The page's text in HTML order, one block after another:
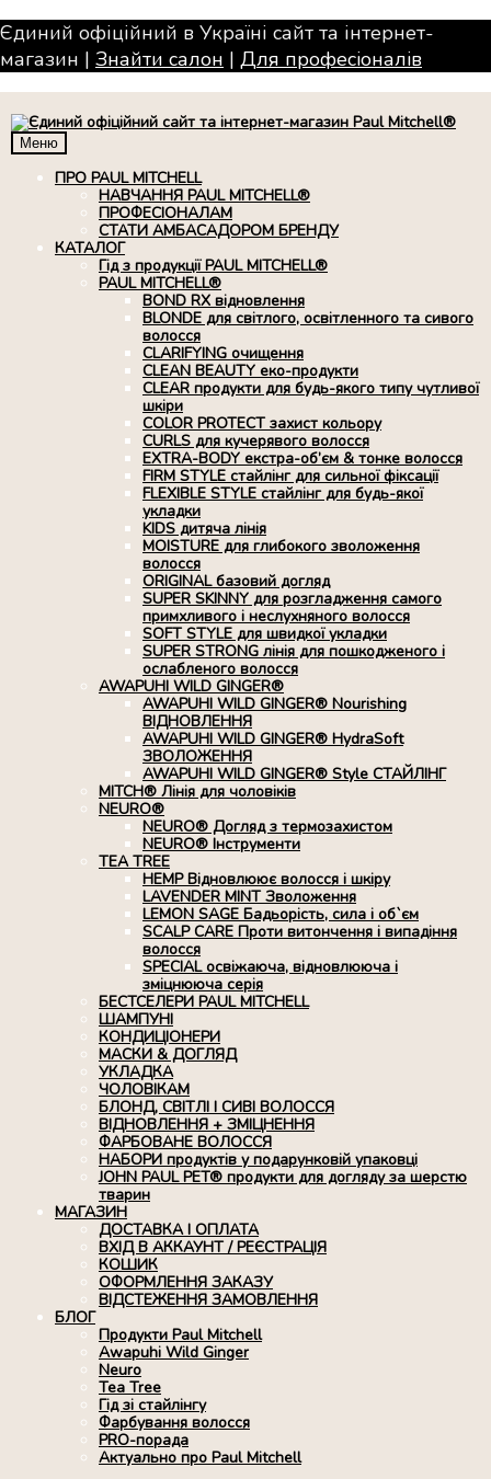
Єдиний офіційний в Україні сайт та інтернет-
магазин | Знайти салон | Для професiоналiв
Меню
ПРО PAUL MITCHELL
НАВЧАННЯ PAUL MITCHELL®
ПРОФЕСІОНАЛАМ
СТАТИ АМБАСАДОРОМ БРЕНДУ
КАТАЛОГ
Гід з продукції PAUL MITCHELL®
PAUL MITCHELL®
BOND RX вiдновлення
BLONDE для світлого, освітленного та сивого
волосся
CLARIFYING очищення
CLEAN BEAUTY еко-продукти
CLEAR продукти для будь-якого типу чутливої
шкіри
COLOR PROTECT захист кольору
CURLS для кучерявого волосся
EXTRA-BODY екстра-об’єм & тонке волосся
FIRM STYLE стайлінг для сильної фіксації
FLEXIBLE STYLE стайлінг для будь-якої
укладки
KIDS дитяча лінія
MOISTURE для глибокого зволоження
волосся
ORIGINAL базовий догляд
SUPER SKINNY для розгладження самого
примхливого і неслухняного волосся
SOFT STYLE для швидкої укладки
SUPER STRONG лінія для пошкодженого і
ослабленого волосся
AWAPUHI WILD GINGER®
AWAPUHI WILD GINGER® Nourishing
ВІДНОВЛЕННЯ
AWAPUHI WILD GINGER® HydraSoft
ЗВОЛОЖЕННЯ
AWAPUHI WILD GINGER® Style СТАЙЛІНГ
MITCH® Лінія для чоловіків
NEURO®
NEURO® Догляд з термозахистом
NEURO® Інструменти
TEA TREE
HEMP Відновлюює волосся і шкіру
LAVENDER MINT Зволоження
LEMON SAGE Бадьорість, сила і об`єм
SCALP CARE Проти витончення і випадіння
волосся
SPECIAL освіжаюча, відновлююча і
зміцнююча серія
БЕСТСЕЛЕРИ PAUL MITCHELL
ШАМПУНІ
КОНДИЦІОНЕРИ
МАСКИ & ДОГЛЯД
УКЛАДКА
ЧОЛОВІКАМ
БЛОНД, СВІТЛІ І СИВІ ВОЛОССЯ
ВІДНОВЛЕННЯ + ЗМІЦНЕННЯ
ФАРБОВАНЕ ВОЛОССЯ
НАБОРИ продуктів у подарунковій упаковці
JOHN PAUL PET® продукти для догляду за шерстю
тварин
МАГАЗИН
ДОСТАВКА І ОПЛАТА
ВХІД В АККАУНТ / РЕЄСТРАЦІЯ
КОШИК
ОФОРМЛЕННЯ ЗАКАЗУ
ВІДСТЕЖЕННЯ ЗАМОВЛЕННЯ
БЛОГ
Продукти Paul Mitchell
Awapuhi Wild Ginger
Neuro
Tea Tree
Гід зі стайлінгу
Фарбування волосся
PRO-порада
Актуально про Paul Mitchell